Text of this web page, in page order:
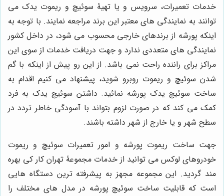
خدمات تعمیرات، سرویس و یا تهیۀ سوئیچ و ریموت یدک می
توانند به نمایندگی های معتبر این برند مراجعه نمایند. با توجه به
اینکه پورشه از برندهای خارجی محسوب می شود، در داخل کشور
نمایندگی های متعددی ندارد و جهت دریافت خدمات از سوی این
مراکز برای راننده راحت نمی باشد. از این رو پیش از اینکه با گم
شدن سوئیچ و ریموت روبرو شوید، پیشنهاد می کنیم اقدام به
ساخت سوئیچ یدک پورشه نمائید. داشتن سوئیچ یدک به فرد
کمک می کند که در صورت لزوم بتواند با آسودگی خاطر تردد در
سطح شهر و یا خارج از شهر داشته باشند.
جهت ساخت ریموت پورشه و امور تعمیرات سوئیچ و ریموت
خودروهای لوکس می توانید از خدمات مجموعۀ تهران کار کی بهره
مند گردید. این مجموعه مجهز به پیشرفته ترین دستگاه هایی
است که قابلیت ساخت سوئیچ پورشه در مدل های مختلف را